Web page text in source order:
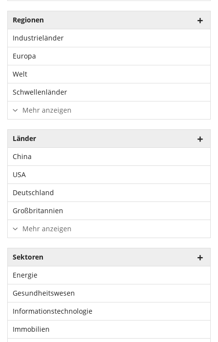
Regionen
Industrieländer
Europa
Welt
Schwellenländer
Mehr anzeigen
Länder
China
USA
Deutschland
Großbritannien
Mehr anzeigen
Sektoren
Energie
Gesundheitswesen
Informationstechnologie
Immobilien